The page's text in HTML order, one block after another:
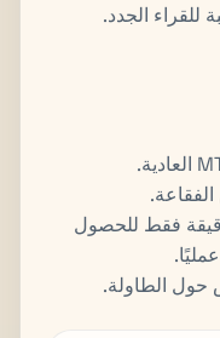
للقراء الجدد.
فقط للحصول
حول الطاولة.